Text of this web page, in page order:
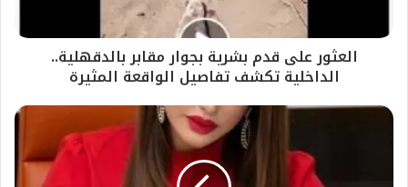
العثور على قدم بشرية بجوار مقابر بالدقهلية..
الداخلية تكشف تفاصيل الواقعة المثيرة